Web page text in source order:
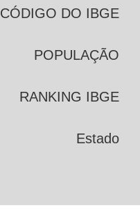
CÓDIGO DO IBGE
POPULAÇÃO
RANKING IBGE
Estado